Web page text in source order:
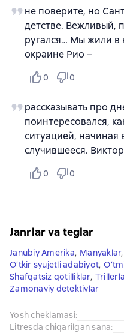
не поверите, но
детстве. Вежливый,
ругался… Мы жили в
окраине Рио –
0 0
рассказывать про
поинтересовался,
ситуацией, начиная
случившееся.
0 0
Janrlar va teglar
Janubiy Amerika, Manyaklar,
O‘tkir syujetli adabiyot,
Shafqatsiz qotilliklar,
Zamonaviy detektivlar
Yosh cheklamasi:
Litresda chiqarilgan sana: